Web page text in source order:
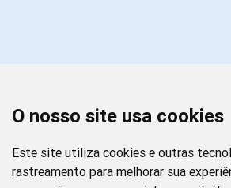
O nosso site usa cookies
Este site utiliza cookies e outras
rastreamento para melhorar sua